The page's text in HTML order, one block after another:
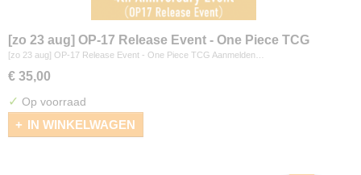
[zo 23 aug] OP-17 Release Event - One Piece TCG
[zo 23 aug] OP-17 Release Event - One Piece TCG Aanmelden…
€ 35,00
✓ Op voorraad
IN WINKELWAGEN